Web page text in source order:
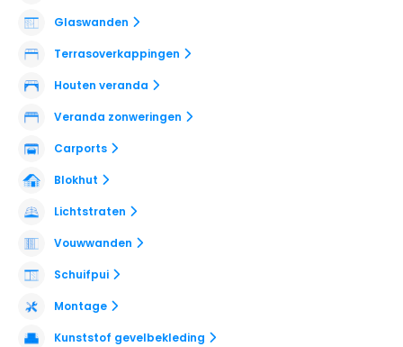
Glaswanden
Terrasoverkappingen
Houten veranda
Veranda zonweringen
Carports
Blokhut
Lichtstraten
Vouwwanden
Schuifpui
Montage
Kunststof gevelbekleding